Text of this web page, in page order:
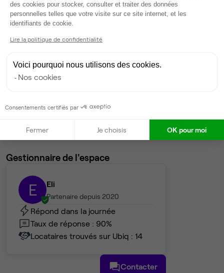
3postes • 8 m²
609 €
Gestionnaire de l'espace
E Eli
Partenaire depuis 2020
Répond dans la journée
Taux de réponse : 90%
Locataires trouvés sur Ubiq : 14
Contacter
des cookies pour stocker, consulter et traiter des données
personnelles telles que votre visite sur ce site internet, et les
identifiants de cookie.
Lire la politique de confidentialité
Voici pourquoi nous utilisons des cookies.
Nos cookies
Consentements certifiés par
Fermer Je choisis OK pour moi